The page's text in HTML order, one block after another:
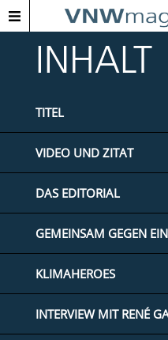
INHALT
TITEL
VIDEO UND ZITAT
DAS EDITORIAL
GEMEINSAM GEGEN
KLIMAHEROES
INTERVIEW MIT RENÉ